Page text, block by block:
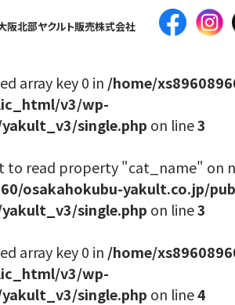
阪北部ヤクルト販売株式会社
array key 0 in /home/
v3/wp-
single.php on line3
to read property "cat_name" on
osakahokubu-yakult.co.jp/
single.php on line3
array key 0 in /home/
v3/wp-
single.php on line4